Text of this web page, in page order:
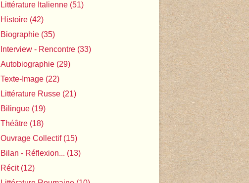
Littérature Italienne (51)
Histoire (42)
Biographie (35)
Interview - Rencontre (33)
Autobiographie (29)
Texte-Image (22)
Littérature Russe (21)
Bilingue (19)
Théâtre (18)
Ouvrage Collectif(15)
Bilan - Réflexion... (13)
Récit(12)